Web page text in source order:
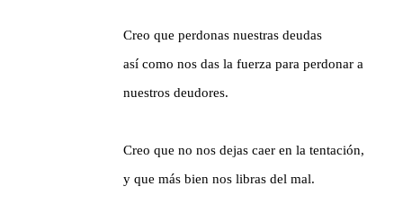
Creo que perdonas nuestras deudas
así como nos das la fuerza para perdonar a
nuestros deudores.
Creo que no nos dejas caer en la tentación,
y que más bien nos libras del mal.